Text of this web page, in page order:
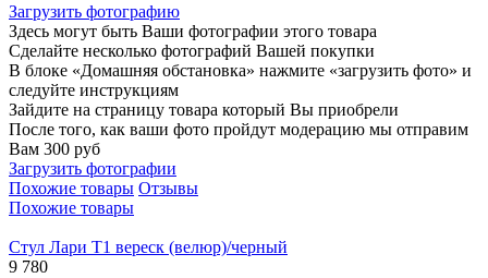
Загрузить фотографию
Здесь могут быть Ваши фотографии этого товара
Сделайте несколько фотографий Вашей покупки
В блоке «Домашняя обстановка» нажмите «загрузить фото» и
следуйте инструкциям
Зайдите на страницу товара который Вы приобрели
После того, как ваши фото пройдут модерацию мы отправим
Вам 300 руб
Загрузить фотографии
Похожие товары Отзывы
Похожие товары
Стул Лари Т1 вереск (велюр)/черный
9 780